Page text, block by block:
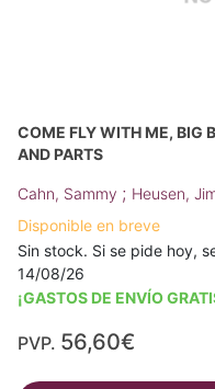
COME FLY WITH ME, BIG
AND PARTS
Cahn, Sammy ; Heusen,
Disponible en breve
Sin stock. Si se pide hoy,
14/08/26
¡GASTOS DE ENVÍO
PVP. 56,60€